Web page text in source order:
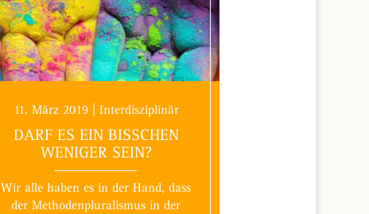
11. März 2019 | Interdisziplinär
DARF ES EIN BISSCHEN
WENIGER SEIN?
Wir alle haben es in der Hand, dass
der Methodenpluralismus in der